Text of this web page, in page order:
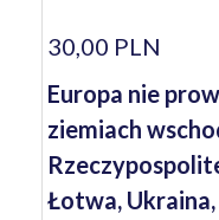
30,00 PLN
Europa nie
ziemiach
Łotwa,